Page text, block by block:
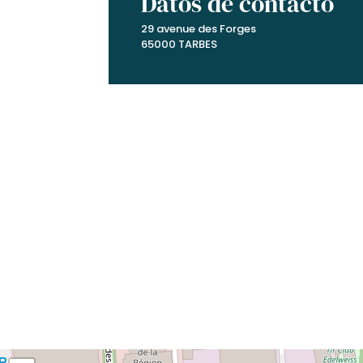
29 avenue des Forges
65000 TARBES